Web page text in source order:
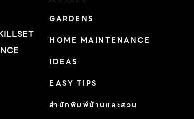
GARDENS
HOME MAINTENANCE
IDEAS
EASY TIPS
สำนักพิมพ์บ้านและสวน